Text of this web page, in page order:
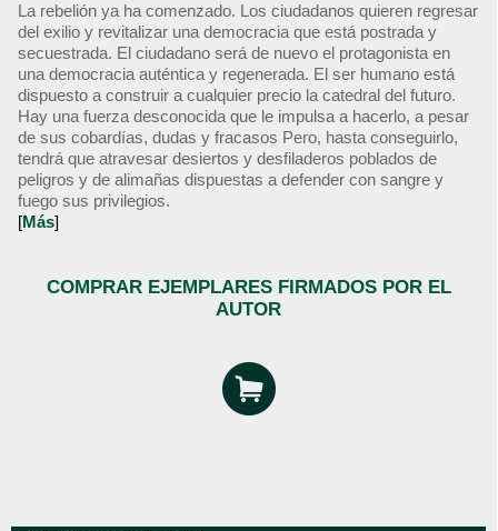
La rebelión ya ha comenzado. Los ciudadanos quieren regresar
del exilio y revitalizar una democracia que está postrada y
secuestrada. El ciudadano será de nuevo el protagonista en
una democracia auténtica y regenerada. El ser humano está
dispuesto a construir a cualquier precio la catedral del futuro.
Hay una fuerza desconocida que le impulsa a hacerlo, a pesar
de sus cobardías, dudas y fracasos Pero, hasta conseguirlo,
tendrá que atravesar desiertos y desfiladeros poblados de
peligros y de alimañas dispuestas a defender con sangre y
fuego sus privilegios.
[Más]
COMPRAR EJEMPLARES FIRMADOS POR EL
AUTOR